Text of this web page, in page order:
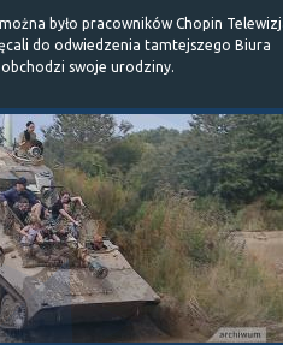
było pracowników Chopin
do odwiedzenia tamtejszego Biura
swoje urodziny.